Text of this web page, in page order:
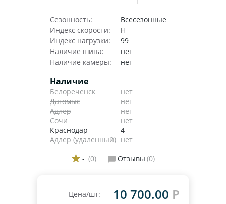
Сезонность:
Всесезонные
Индекс скорости:
H
Индекс нагрузки:
99
Наличие шипа:
нет
Наличие камеры:
нет
Наличие
Белореченск
нет
Дагомыс
нет
Адлер
нет
Сочи
нет
Краснодар
4
Адлер (удаленный) нет
- (0) Отзывы (0)
Цена/шт: 10 700.00 Р